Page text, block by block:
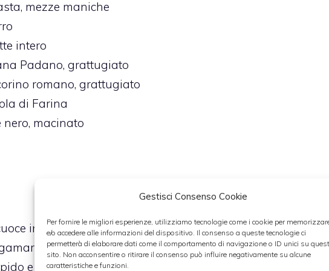
Gestisci Consenso Cookie
Per fornire le migliori esperienze, utilizziamo tecnologie come i cookie per
e/o accedere alle informazioni del dispositivo. Il consenso a queste tecnologie ci
permetterà di elaborare dati come il comportamento di navigazione o ID unici su
sito. Non acconsentire o ritirare il consenso può influire negativamente su alcune
caratteristiche e funzioni.
mezze maniche
intero
Padano, grattugiato
romano, grattugiato
di Farina
nero, macinato
in acqua salata (12/13 minuti), sciogliere il burro in un
bene la farina per formare una sorta di cremina.
e portare il tutto ad ebollizione, mescolando. In ultimo,